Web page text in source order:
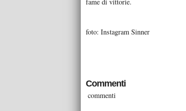
foto: Instagram Sinner
Commenti
commenti